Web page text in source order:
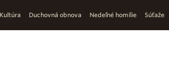
Kultúra Duchovná obnova Nedeľné homílie Súťaže